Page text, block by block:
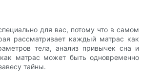
для вас, потому что в самом
рассматривает каждый матрас как
тела, анализ привычек сна и
матрас может быть одновременно
тайны.